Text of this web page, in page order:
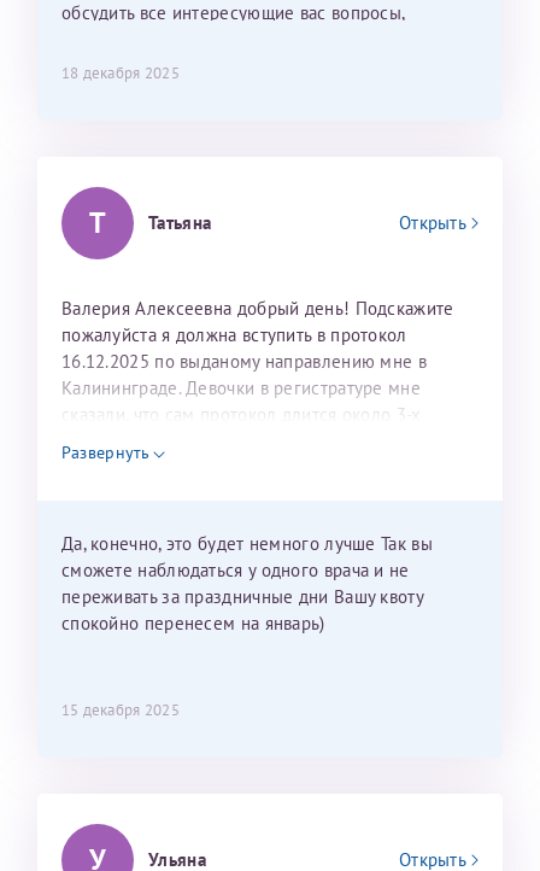
персонал очень вежливый и чуткий, прям приятно
ребёнком, и конечно же только к Ринату
Темирбулатов Ринат Рафаилевич
Репродуктологи
обсудить все интересующие вас вопросы,
18 декабря 2025
Т Татьяна Открыть
Валерия Алексеевна добрый день! Подскажите
пожалуйста я должна вступить в протокол
16.12.2025 по выданому направлению мне в
Калининграде. Девочки в регистратуре мне
сказали, что сам протокол длится около 3-х
недель и 3 недели я должна находится в Питере.
Можно мне новый год провести в Калининграде и
Развернуть
Да, конечно, это будет немного лучше Так вы
сможете наблюдаться у одного врача и не
переживать за праздничные дни Вашу квоту
спокойно перенесем на январь)
15 декабря 2025
У Ульяна Открыть